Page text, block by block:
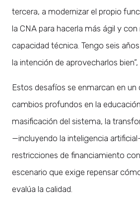
tercera, a modernizar el propio
la CNA para hacerla más ágil y
capacidad técnica. Tengo seis
la intención de aprovecharlos bien”,
Estos desafíos se enmarcan en
cambios profundos en la
masificación del sistema, la
—incluyendo la inteligencia
restricciones de financiamiento
escenario que exige repensar
evalúa la calidad.